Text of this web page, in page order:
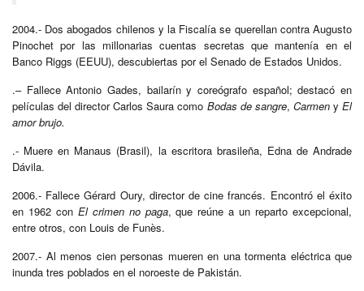
2004.- Dos abogados chilenos y la Fiscalía se querellan contra Augusto
Pinochet por las millonarias cuentas secretas que mantenía en el
Banco Riggs (EEUU), descubiertas por el Senado de Estados Unidos.
.– Fallece Antonio Gades, bailarín y coreógrafo español; destacó en
películas del director Carlos Saura como Bodas de sangre, CarmenyEl
amor brujo.
.- Muere en Manaus (Brasil), la escritora brasileña, Edna de Andrade
Dávila.
2006.- Fallece Gérard Oury, director de cine francés. Encontró el éxito
en 1962 con El crimen no paga, que reúne a un reparto excepcional,
entre otros, con Louis de Funès.
2007.- Al menos cien personas mueren en una tormenta eléctrica que
inunda tres poblados en el noroeste de Pakistán.